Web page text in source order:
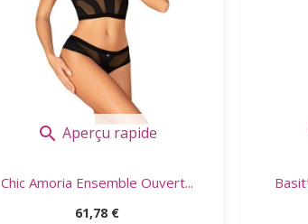
 Aperçu rapide
Chic Amoria Ensemble Ouvert...
Prix
61,78 €